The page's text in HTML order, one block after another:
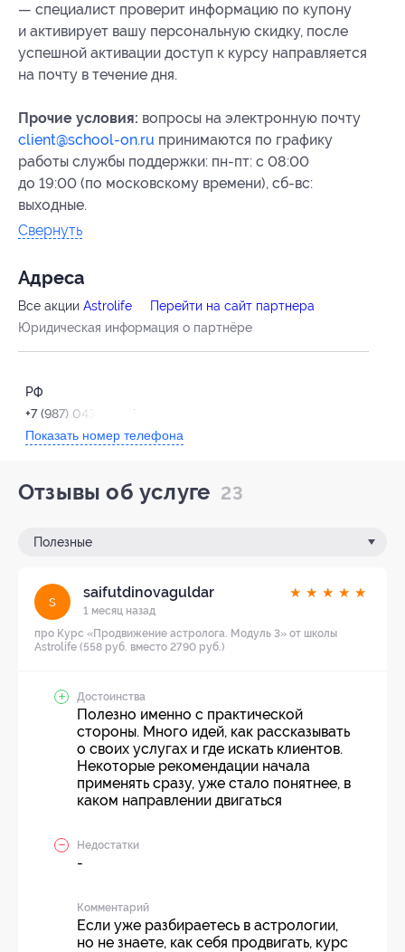
— специалист проверит информацию по купону
и активирует вашу персональную скидку, после
успешной активации доступ к курсу направляется
на почту в течение дня.
Прочие условия: вопросы на электронную почту
client@school-on.ru принимаются по графику
работы службы поддержки: пн-пт: с 08:00
до 19:00 (по московскому времени), сб-вс:
выходные.
Свернуть
Адресa
Все акции Astrolife
Перейти на сайт партнера
Юридическая информация о партнёре
РФ
+7 (987) 043-37-67
Показать номер телефона
Отзывы об услуге 23
Полезные
s
saifutdinovaguldar
1 месяц назад
★ ★ ★ ★ ★
про Курс «Продвижение астролога. Модуль 3» от школы
Astrolife (558 руб. вместо 2790 руб.)
Достоинства
Полезно именно с практической
стороны. Много идей, как рассказывать
о своих услугах и где искать клиентов.
Некоторые рекомендации начала
применять сразу, уже стало понятнее, в
каком направлении двигаться
Недостатки
-
Комментарий
Если уже разбираетесь в астрологии,
но не знаете, как себя продвигать, курс